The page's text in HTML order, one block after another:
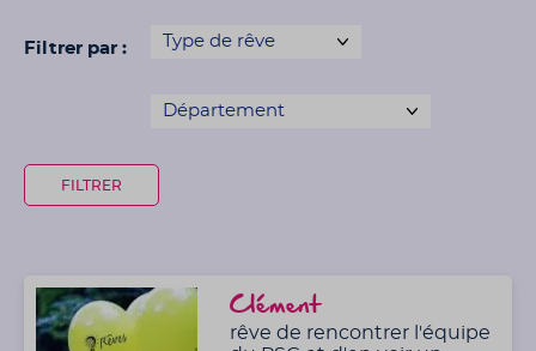
Filtrer par :
Clément
rêve de rencontrer l'équipe